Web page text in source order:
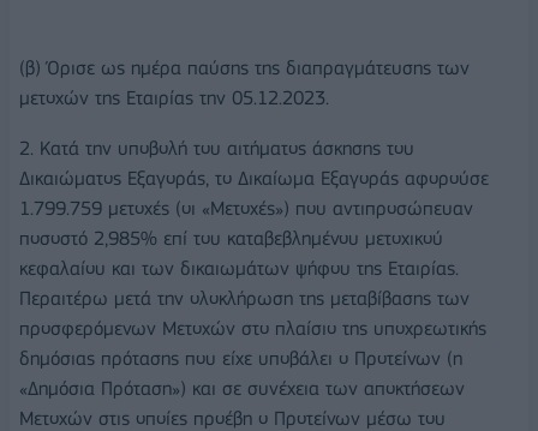
(β) Όρισε ως ημέρα παύσης της διαπραγμάτευσης των
μετοχών της Εταιρίας την 05.12.2023.
2. Κατά την υποβολή του αιτήματος άσκησης του
Δικαιώματος Εξαγοράς, το Δικαίωμα Εξαγοράς αφορούσε
1.799.759 μετοχές (οι «Μετοχές») που αντιπροσώπευαν
ποσοστό 2,985% επί του καταβεβλημένου μετοχικού
κεφαλαίου και των δικαιωμάτων ψήφου της Εταιρίας.
Περαιτέρω μετά την ολοκλήρωση της μεταβίβασης των
προσφερόμενων Μετοχών στο πλαίσιο της υποχρεωτικής
δημόσιας πρότασης που είχε υποβάλει ο Προτείνων (η
«Δημόσια Πρόταση») και σε συνέχεια των αποκτήσεων
Μετοχών στις οποίες προέβη ο Προτείνων μέσω του